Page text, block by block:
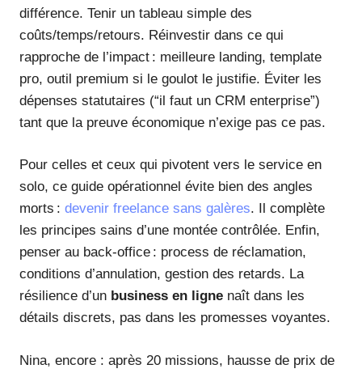
différence. Tenir un tableau simple des
coûts/temps/retours. Réinvestir dans ce qui
rapproche de l’impact : meilleure landing, template
pro, outil premium si le goulot le justifie. Éviter les
dépenses statutaires (“il faut un CRM enterprise”)
tant que la preuve économique n’exige pas ce pas.
Pour celles et ceux qui pivotent vers le service en
solo, ce guide opérationnel évite bien des angles
morts : devenir freelance sans galères. Il complète
les principes sains d’une montée contrôlée. Enfin,
penser au back-office : process de réclamation,
conditions d’annulation, gestion des retards. La
résilience d’un business en ligne naît dans les
détails discrets, pas dans les promesses voyantes.
Nina, encore : après 20 missions, hausse de prix de